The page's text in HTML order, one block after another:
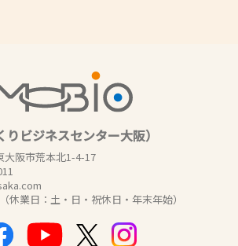
ビジネスセンター大阪）
阪市荒本北1-4-17
業日：土・日・祝休日・年末年始）